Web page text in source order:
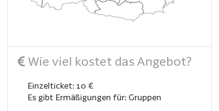
Wie viel kostet das Angebot?
Einzelticket: 10 €
Es gibt Ermäßigungen für: Gruppen